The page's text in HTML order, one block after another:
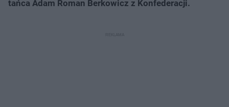
tańca Adam Roman Berkowicz z Konfederacji.